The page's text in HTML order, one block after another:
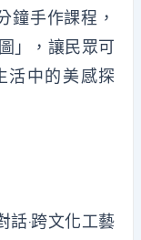
鐘手作課程，
」，讓民眾可
活中的美感探
話‧跨文化工藝